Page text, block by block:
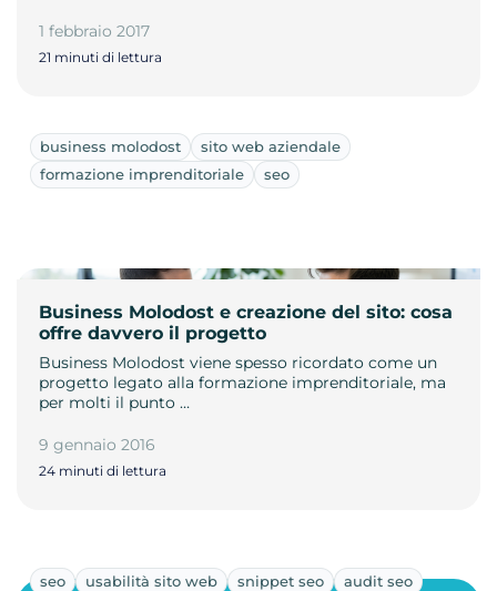
1 febbraio 2017
21 minuti di lettura
business molodost
sito web aziendale
formazione imprenditoriale
seo
Business Molodost e creazione del sito: cosa
offre davvero il progetto
Business Molodost viene spesso ricordato come un
progetto legato alla formazione imprenditoriale, ma
per molti il punto …
9 gennaio 2016
24 minuti di lettura
seo usabilità sito web snippet seo audit seo